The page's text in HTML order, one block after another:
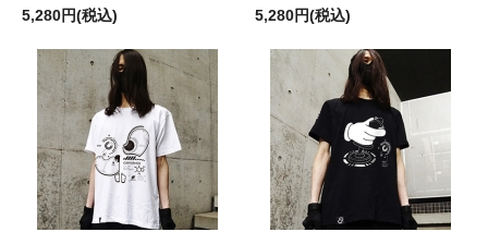
5,280円(税込)
5,280円(税込)